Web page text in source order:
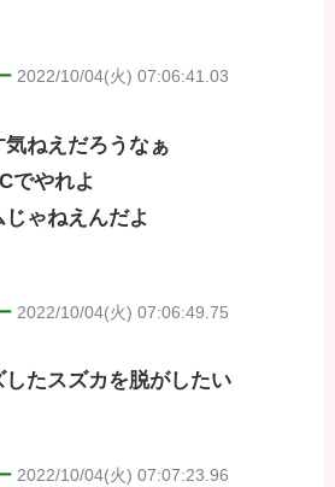
2022/10/04(火) 07:06:41.03
ねえだろうなぁ
でやれよ
ゃねえんだよ
2022/10/04(火) 07:06:49.75
たスズカを脱がしたい
2022/10/04(火) 07:07:23.96